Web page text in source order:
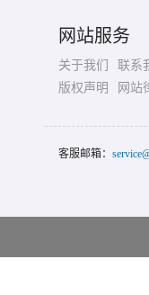
网站服务
关于我们 联系
版权声明
网站
客服邮箱：